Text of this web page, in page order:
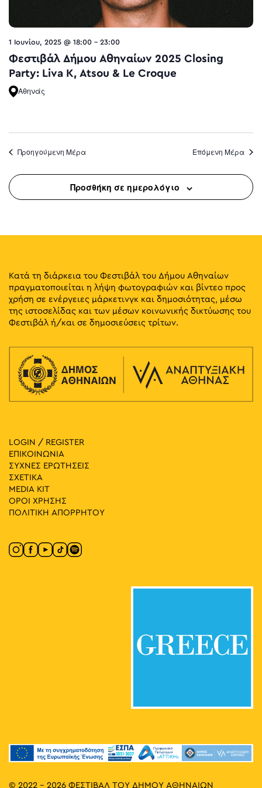
1 Ιουνίου, 2025 @ 18:00 - 23:00
Φεστιβάλ Δήμου Αθηναίων 2025 Closing
Party: Liva K, Atsou & Le Croque
Αθηνάς
Προηγούμενη Μέρα Επόμενη Μέρα
Προσθήκη σε ημερολόγιο
Κατά τη διάρκεια του Φεστιβάλ του Δήμου Αθηναίων
πραγματοποιείται η λήψη φωτογραφιών και βίντεο προς
χρήση σε ενέργειες μάρκετινγκ και δημοσιότητας, μέσω
της ιστοσελίδας και των μέσων κοινωνικής δικτύωσης του
Φεστιβάλ ή/και σε δημοσιεύσεις τρίτων.
LOGIN / REGISTER
ΕΠΙΚΟΙΝΩΝΙΑ
ΣΥΧΝΕΣ ΕΡΩΤΗΣΕΙΣ
ΣΧΕΤΙΚΑ
MEDIA ΚIT
ΟΡΟΙ ΧΡΗΣΗΣ
ΠΟΛΙΤΙΚΗ ΑΠΟΡΡΗΤΟΥ
© 2022 - 2026 ΦΕΣΤΙΒΑΛ ΤΟΥ ΔΗΜΟΥ ΑΘΗΝΑΙΩΝ